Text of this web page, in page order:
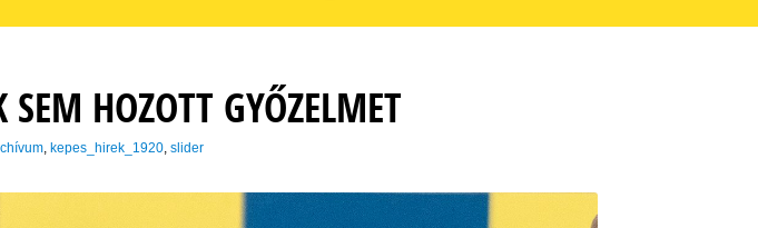
HOZOTT GYŐZELMET
, kepes_hirek_1920, slider